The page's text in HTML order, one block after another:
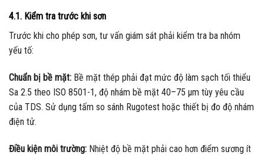
4.1. Kiểm tra trước khi sơn
Trước khi cho phép sơn, tư vấn giám sát phải kiểm tra ba nhóm
yếu tố:
Chuẩn bị bề mặt: Bề mặt thép phải đạt mức độ làm sạch tối thiểu
Sa 2.5 theo ISO 8501-1, độ nhám bề mặt 40–75 µm tùy yêu cầu
của TDS. Sử dụng tấm so sánh Rugotest hoặc thiết bị đo độ nhám
điện tử.
Điều kiện môi trường: Nhiệt độ bề mặt phải cao hơn điểm sương ít